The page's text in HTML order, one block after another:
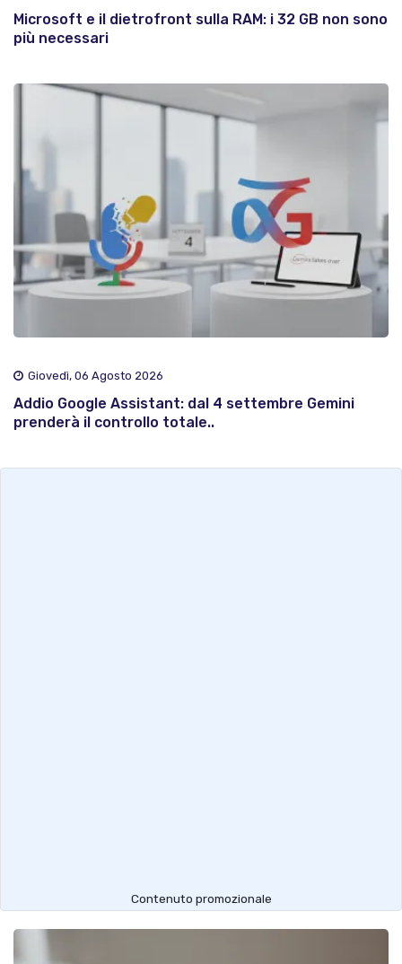
Microsoft e il dietrofront sulla RAM: i 32 GB non sono
più necessari
Giovedì, 06 Agosto 2026
Addio Google Assistant: dal 4 settembre Gemini
prenderà il controllo totale..
Contenuto promozionale